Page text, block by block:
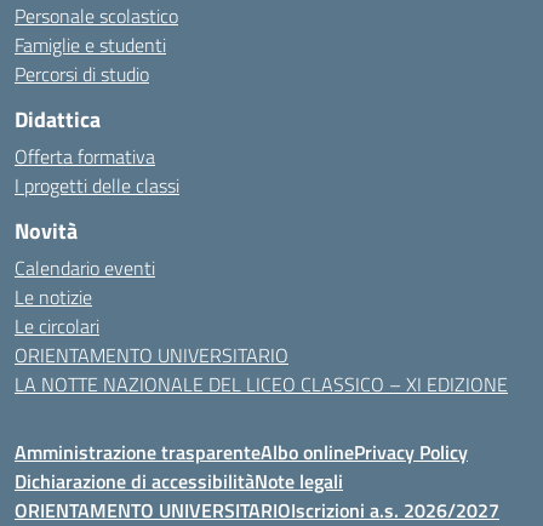
Personale scolastico
Famiglie e studenti
Percorsi di studio
Didattica
Offerta formativa
I progetti delle classi
Novità
Calendario eventi
Le notizie
Le circolari
ORIENTAMENTO UNIVERSITARIO
LA NOTTE NAZIONALE DEL LICEO CLASSICO – XI EDIZIONE
Amministrazione trasparenteAlbo onlinePrivacy Policy
Dichiarazione di accessibilitàNote legali
ORIENTAMENTO UNIVERSITARIOIscrizioni a.s. 2026/2027